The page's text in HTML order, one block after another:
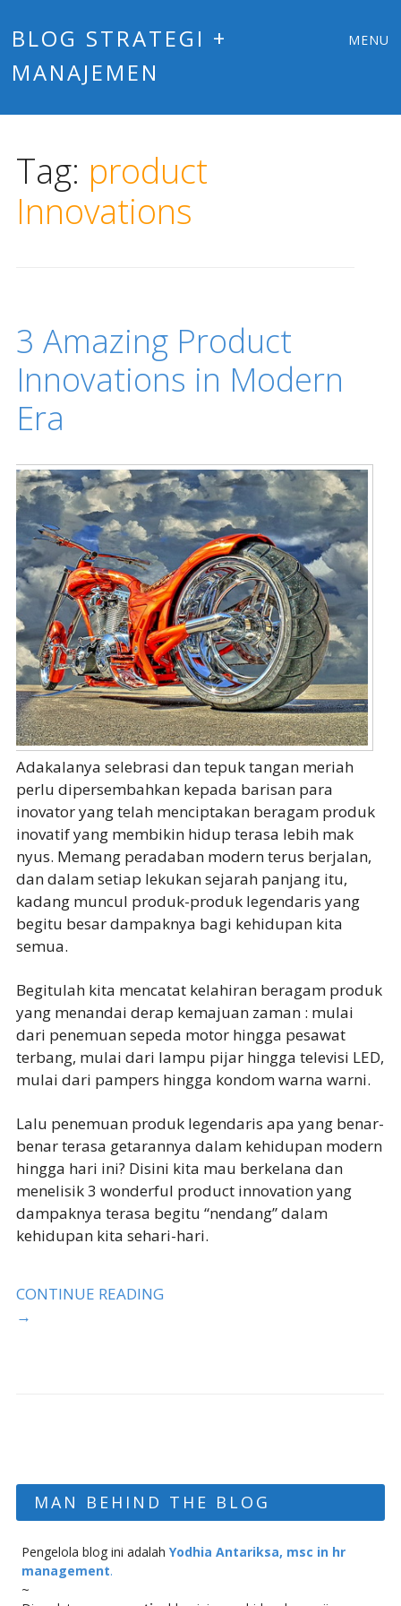
BLOG STRATEGI +
MANAJEMEN
MENU
Tag: product
Innovations
3 Amazing Product
Innovations in Modern
Era
Adakalanya selebrasi dan tepuk tangan meriah
perlu dipersembahkan kepada barisan para
inovator yang telah menciptakan beragam produk
inovatif yang membikin hidup terasa lebih mak
nyus. Memang peradaban modern terus berjalan,
dan dalam setiap lekukan sejarah panjang itu,
kadang muncul produk-produk legendaris yang
begitu besar dampaknya bagi kehidupan kita
semua.
Begitulah kita mencatat kelahiran beragam produk
yang menandai derap kemajuan zaman : mulai
dari penemuan sepeda motor hingga pesawat
terbang, mulai dari lampu pijar hingga televisi LED,
mulai dari pampers hingga kondom warna warni.
Lalu penemuan produk legendaris apa yang benar-
benar terasa getarannya dalam kehidupan modern
hingga hari ini? Disini kita mau berkelana dan
menelisik 3 wonderful product innovation yang
dampaknya terasa begitu “nendang” dalam
kehidupan kita sehari-hari.
CONTINUE READING
→
MAN BEHIND THE BLOG
Pengelola blog ini adalah Yodhia Antariksa, msc in hr
management.
~